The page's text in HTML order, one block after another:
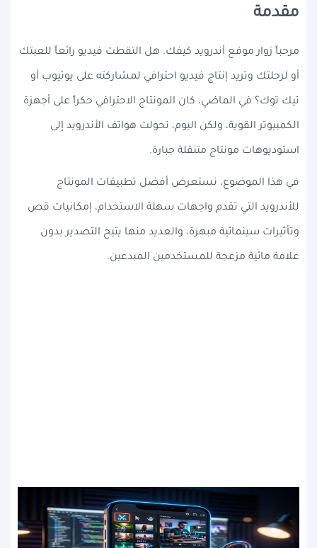
مقدمة
مرحباً زوار موقع أندرويد كيفك. هل التقطت فيديو رائعاً للعبتك
أو لرحلتك وتريد إنتاج فيديو احترافي لمشاركته على يوتيوب أو
تيك توك؟ في الماضي، كان المونتاج الاحترافي حكراً على أجهزة
الكمبيوتر القوية، ولكن اليوم، تحولت هواتف الأندرويد إلى
استوديوهات مونتاج متنقلة جبارة.
في هذا الموضوع، نستعرض أفضل تطبيقات المونتاج
للأندرويد التي تقدم واجهات سهلة الاستخدام، إمكانيات قص
وتأثيرات سينمائية مبهرة، والعديد منها يتيح التصدير بدون
علامة مائية مزعجة للمستخدمين المبدعين.